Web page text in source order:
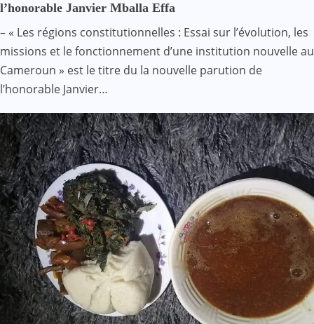
l’honorable Janvier Mballa Effa
– « Les régions constitutionnelles : Essai sur l’évolution, les
missions et le fonctionnement d’une institution nouvelle au
Cameroun » est le titre du la nouvelle parution de
l’honorable Janvier…